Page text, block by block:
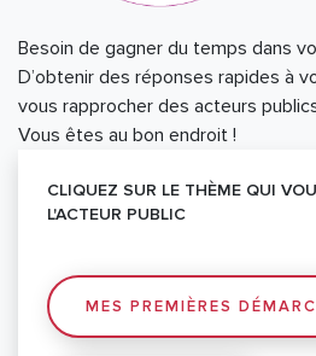
Besoin de gagner du temps dans
D’obtenir des réponses rapides à
vous rapprocher des acteurs
Vous êtes au bon endroit !
CLIQUEZ SUR LE THÈME QUI
L'ACTEUR PUBLIC
MES PREMIÈRES